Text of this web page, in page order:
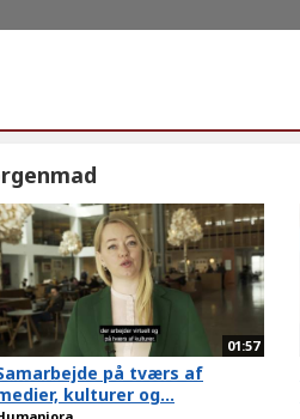
01:57
på tværs af
kulturer og...